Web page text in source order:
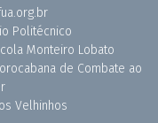
Politécnico
Monteiro Lobato
de Combate ao
Velhinhos